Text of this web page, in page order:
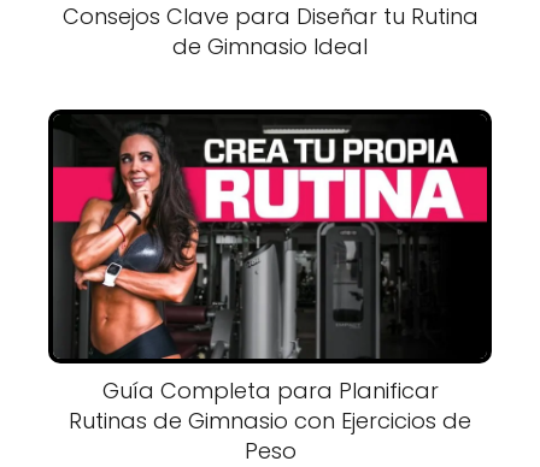
Consejos Clave para Diseñar tu Rutina
de Gimnasio Ideal
Guía Completa para Planificar
Rutinas de Gimnasio con Ejercicios de
Peso